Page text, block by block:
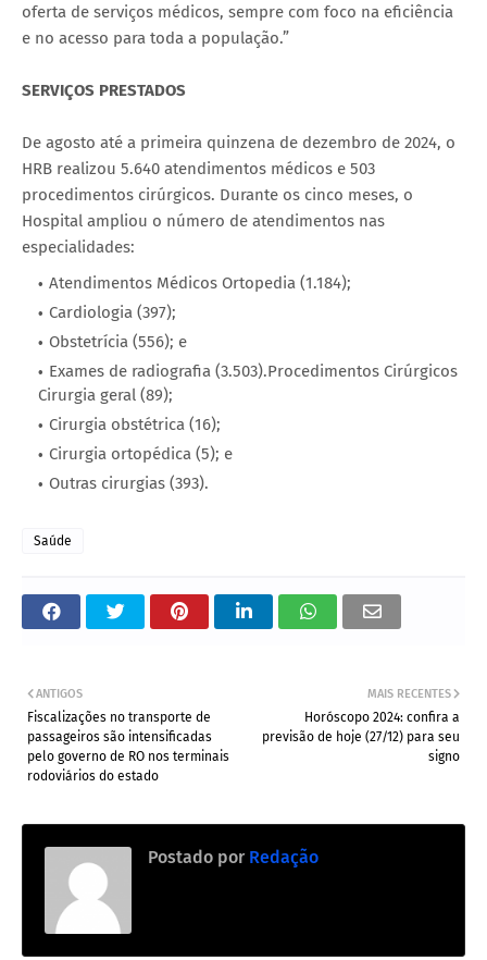
oferta de serviços médicos, sempre com foco na eficiência
e no acesso para toda a população.”
SERVIÇOS PRESTADOS
De agosto até a primeira quinzena de dezembro de 2024, o
HRB realizou 5.640 atendimentos médicos e 503
procedimentos cirúrgicos. Durante os cinco meses, o
Hospital ampliou o número de atendimentos nas
especialidades:
Atendimentos Médicos Ortopedia (1.184);
Cardiologia (397);
Obstetrícia (556); e
Exames de radiografia (3.503).Procedimentos Cirúrgicos
Cirurgia geral (89);
Cirurgia obstétrica (16);
Cirurgia ortopédica (5); e
Outras cirurgias (393).
Saúde
MAIS RECENTES
Horóscopo 2024: confira a
previsão de hoje (27/12) para seu
signo
ANTIGOS
Fiscalizações no transporte de
passageiros são intensificadas
pelo governo de RO nos terminais
rodoviários do estado
Postado por Redação